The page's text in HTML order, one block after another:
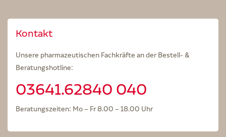
Kontakt
Unsere pharmazeutischen Fachkräfte an der Bestell- &
Beratungshotline:
03641.62840 040
Beratungszeiten: Mo – Fr 8.00 – 18.00 Uhr